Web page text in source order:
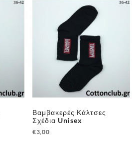
Βαμβακερές Κάλτσες
Σχέδια Unisex
€3,00